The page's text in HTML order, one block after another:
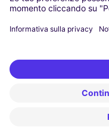
Berlino
Düsseldorf